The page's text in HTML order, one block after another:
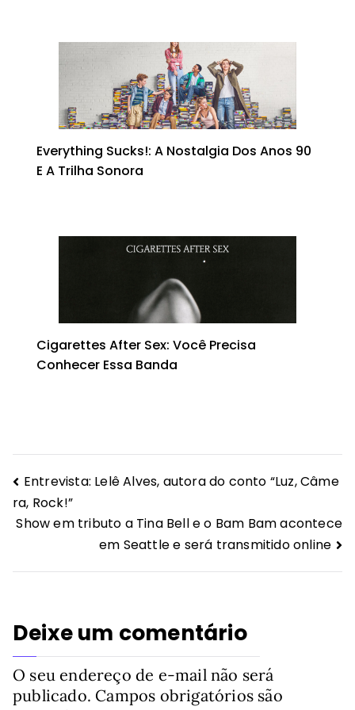
Everything Sucks!: A Nostalgia Dos Anos 90
E A Trilha Sonora
Cigarettes After Sex: Você Precisa
Conhecer Essa Banda
Navegação
de
Entrevista: Lelê Alves, autora do conto “Luz, Câme
ra, Rock!”
Show em tributo a Tina Bell e o Bam Bam acontece
em Seattle e será transmitido online
Deixe um comentário
O seu endereço de e-mail não será
publicado. Campos obrigatórios são